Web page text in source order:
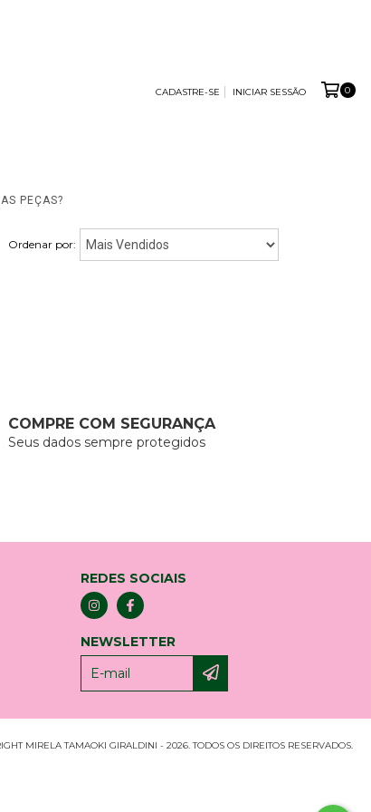
CADASTRE-SE INICIAR SESSÃO 0
PEÇAS?
Ordenar por:
COMPRE COM SEGURANÇA
Seus dados sempre protegidos
REDES SOCIAIS
NEWSLETTER
MIRELA TAMAOKI GIRALDINI - 2026. TODOS OS DIREITOS RESERVADOS.